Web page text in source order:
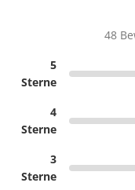
48
5
Sterne
4
Sterne
3
Sterne